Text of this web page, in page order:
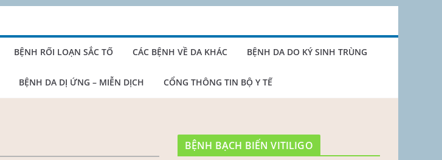
BỆNH RỐI LOẠN SẮC TỐ CÁC BỆNH VỀ DA KHÁC BỆNH DA DO KÝ SINH TRÙNG
BỆNH DA DỊ ỨNG – MIỄN DỊCH CỔNG THÔNG TIN BỘ Y TẾ
BỆNH BẠCH BIẾN VITILIGO